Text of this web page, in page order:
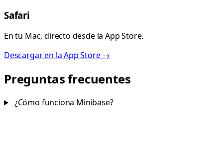
Safari
En tu Mac, directo desde la App Store.
Descargar en la App Store →
Preguntas frecuentes
¿Cómo funciona Minibase?